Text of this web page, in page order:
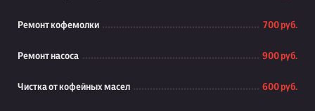
Ремонт кофемолки 700 руб.
Ремонт насоса 900 руб.
Чистка от кофейных масел 600 руб.